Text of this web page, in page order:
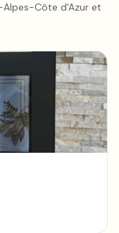
Alpes-Côte d'Azur et